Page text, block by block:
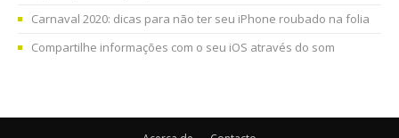
Carnaval 2020: dicas para não ter seu iPhone roubado na folia
Compartilhe informações com o seu iOS através do som